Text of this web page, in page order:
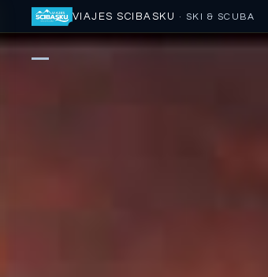
VIAJES SCIBASKU · SKI & SCUBA